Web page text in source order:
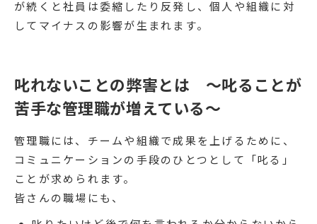
が続くと社員は委縮したり反発し、個人や組織に対
してマイナスの影響が生まれます。
叱れないことの弊害とは ～叱ることが
苦手な管理職が増えている～
管理職には、チームや組織で成果を上げるために、
コミュニケーションの手段のひとつとして「叱る」
ことが求められます。
皆さんの職場にも、